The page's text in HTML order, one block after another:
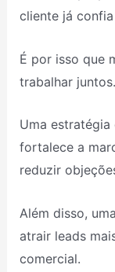
cliente já
É por isso que
trabalhar juntos.
Uma estratégia
fortalece a
reduzir
Além disso, uma
atrair leads
comercial.